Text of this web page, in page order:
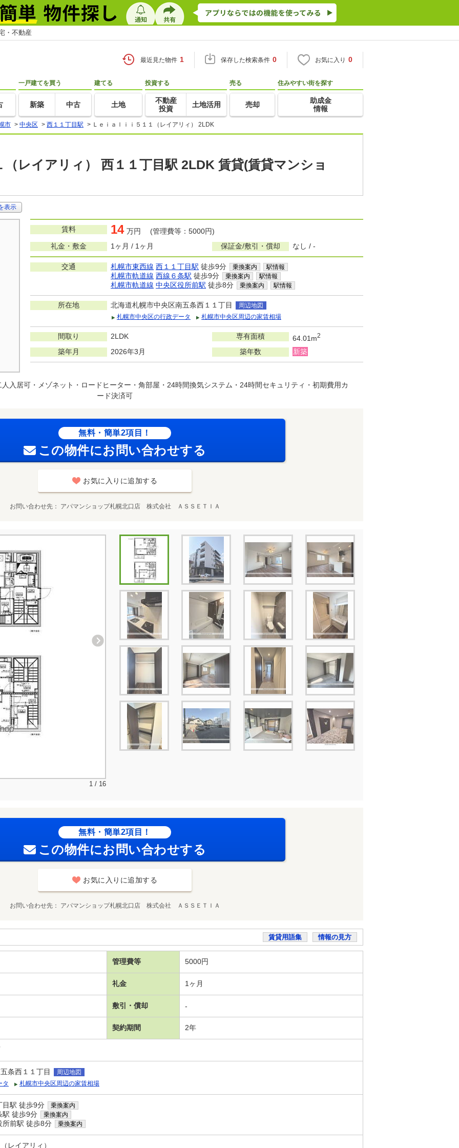
・不動産
最近見た物件 1 保存した検索条件 0 お気に入り 0
一戸建てを買う
新築 中古
建てる
土地
投資する
不動産
投資
土地活用
売る
売却
住みやすい街を探す
助成金
情報
市 > 中央区 > 西１１丁目駅 > Ｌｅｉａｌｉｉ５１１（レイアリィ） 2LDK
（レイアリィ） 西１１丁目駅 2LDK 賃貸(賃貸マンショ
表示
賃料 14 万円 (管理費等：5000円)
礼金・敷金
1ヶ月 / 1ヶ月 保証金/敷引・償却 なし / -
交通 札幌市東西線 西１１丁目駅 徒歩9分 乗換案内 駅情報
札幌市軌道線 西線６条駅 徒歩9分 乗換案内 駅情報
札幌市軌道線 中央区役所前駅 徒歩8分 乗換案内 駅情報
所在地 北海道札幌市中央区南五条西１１丁目
周辺地図
札幌市中央区の行政データ
札幌市中央区周辺の家賃相場
間取り 2LDK 専有面積 64.01m2
築年月 2026年3月 築年数 新築
入居可・メゾネット・ロードヒーター・角部屋・24時間換気システム・24時間セキュリティ・初期費用カ
ード決済可
無料・簡単2項目！
この物件にお問い合わせする
お気に入りに追加する
お問い合わせ先 アパマンショップ札幌北口店 株式会社 ＡＳＳＥＴＩＡ
1 / 16
無料・簡単2項目！
この物件にお問い合わせする
お気に入りに追加する
お問い合わせ先 アパマンショップ札幌北口店 株式会社 ＡＳＳＥＴＩＡ
賃貸用語集 情報の見方
管理費等 5000円
礼金 1ヶ月
敷引・償却 -
契約期間 2年
条西１１丁目
周辺地図
タ
札幌市中央区周辺の家賃相場
目駅 徒歩9分 乗換案内
駅 徒歩9分 乗換案内
所前駅 徒歩8分 乗換案内
レイアリィ）